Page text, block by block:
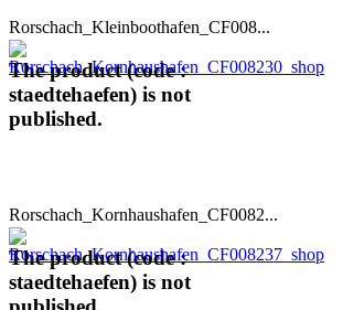
Rorschach_Kleinboothafen_CF008...
The product (code :
staedtehaefen) is not
published.
Rorschach_Kornhaushafen_CF0082...
The product (code :
staedtehaefen) is not